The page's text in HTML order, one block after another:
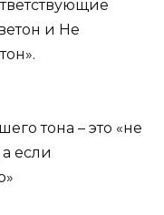
и Не
тона – это «не
если